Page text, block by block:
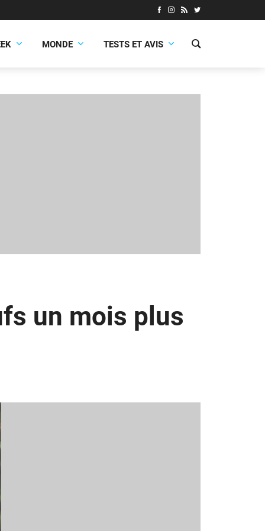
MONDE TESTS ET AVIS
un mois plus